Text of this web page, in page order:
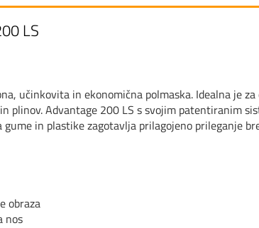
LS
učinkovita in ekonomična polmaska. Idealna je
plinov. Advantage 200 LS s svojim patentiranim
gume in plastike zagotavlja prilagojeno prileganje
obraza
nos